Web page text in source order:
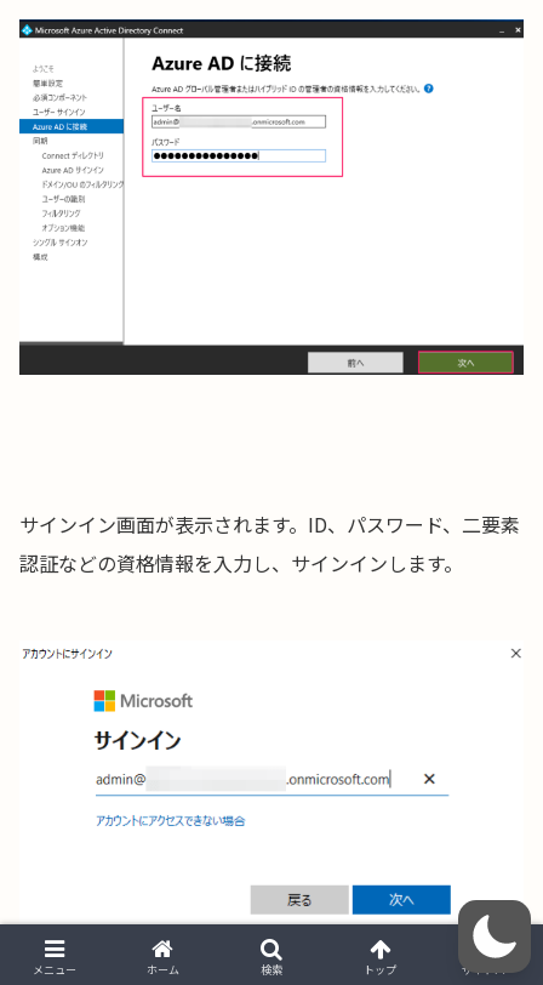
サインイン画面が表示されます。ID、パスワード、二要素
認証などの資格情報を入力し、サインインします。
メニュー ホーム 検索 トップ サイドバー